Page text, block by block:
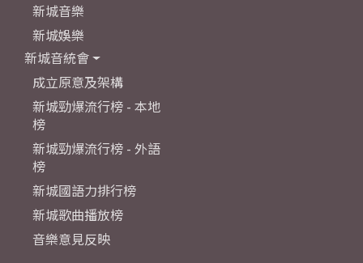
新城音樂
新城娛樂
新城音統會
成立原意及架構
新城勁爆流行榜 - 本地
榜
新城勁爆流行榜 - 外語
榜
新城國語力排行榜
新城歌曲播放榜
音樂意見反映